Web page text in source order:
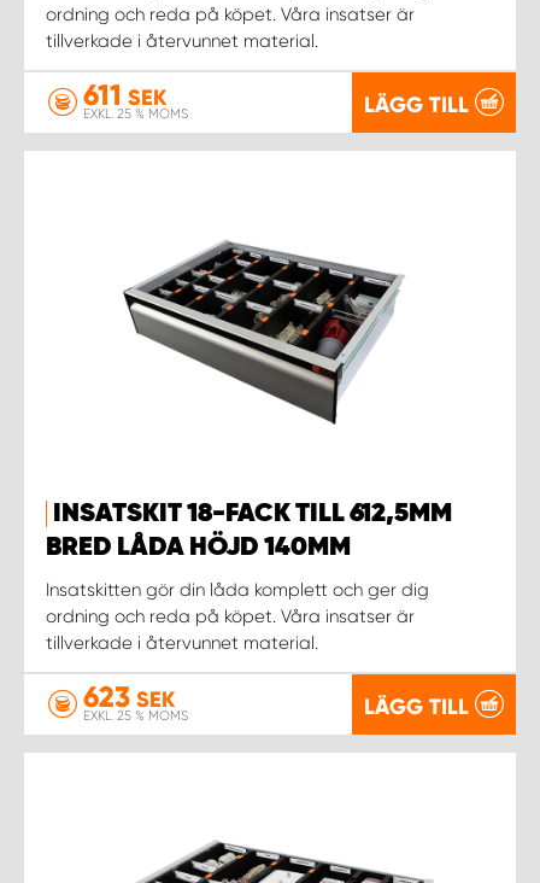
ordning och reda på köpet. Våra insatser är
tillverkade i återvunnet material.
611 SEK
EXKL. 25 % MOMS LÄGG TILL
INSATSKIT 18-FACK TILL 612,5MM
BRED LÅDA HÖJD 140MM
Insatskitten gör din låda komplett och ger dig
ordning och reda på köpet. Våra insatser är
tillverkade i återvunnet material.
623 SEK
EXKL. 25 % MOMS LÄGG TILL